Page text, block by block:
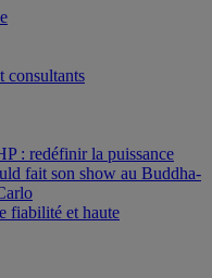
consultants
: redéfinir la puissance
fait son show au Buddha-
fiabilité et haute